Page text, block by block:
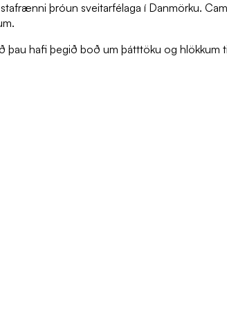
þróun sveitarfélaga í Danmörku.
hafi þegið boð um þátttöku og hlökkum